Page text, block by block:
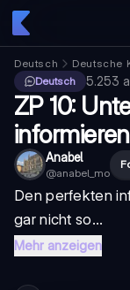
Deutsch Deutsche
Deutsch
5.253
ZP 10:
Anabel
@anabel_mo
Den perfekten
gar nicht so...
Mehr anzeigen